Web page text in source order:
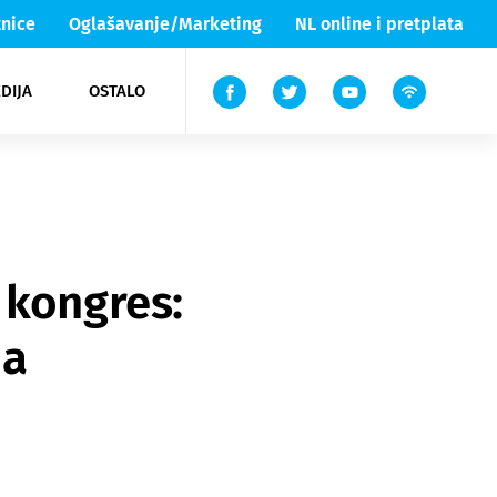
Oglašavanje/Marketing NL online i pretplata
OSTALO
Lika & Senj
TV